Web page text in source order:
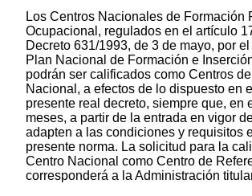
Los Centros Nacionales de Formación
Ocupacional, regulados en el artículo
Decreto 631/1993, de 3 de mayo, por
Plan Nacional de Formación e
podrán ser calificados como Centros
Nacional, a efectos de lo dispuesto en
presente real decreto, siempre que, en
meses, a partir de la entrada en vigor
adapten a las condiciones y requisitos
presente norma. La solicitud para la
Centro Nacional como Centro de
corresponderá a la Administración